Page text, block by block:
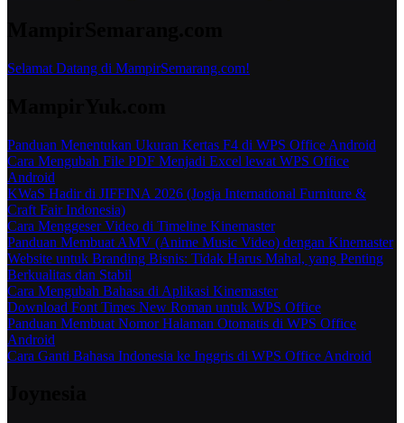
Selamat Datang di MampirSemarang.com!
Panduan Menentukan Ukuran Kertas F4 di WPS Office Android
Cara Mengubah File PDF Menjadi Excel lewat WPS Office
Android
KWaS Hadir di JIFFINA 2026 (Jogja International Furniture &
Craft Fair Indonesia)
Cara Menggeser Video di Timeline Kinemaster
Panduan Membuat AMV (Anime Music Video) dengan Kinemaster
Website untuk Branding Bisnis: Tidak Harus Mahal, yang Penting
Berkualitas dan Stabil
Cara Mengubah Bahasa di Aplikasi Kinemaster
Download Font Times New Roman untuk WPS Office
Panduan Membuat Nomor Halaman Otomatis di WPS Office
Android
Cara Ganti Bahasa Indonesia ke Inggris di WPS Office Android